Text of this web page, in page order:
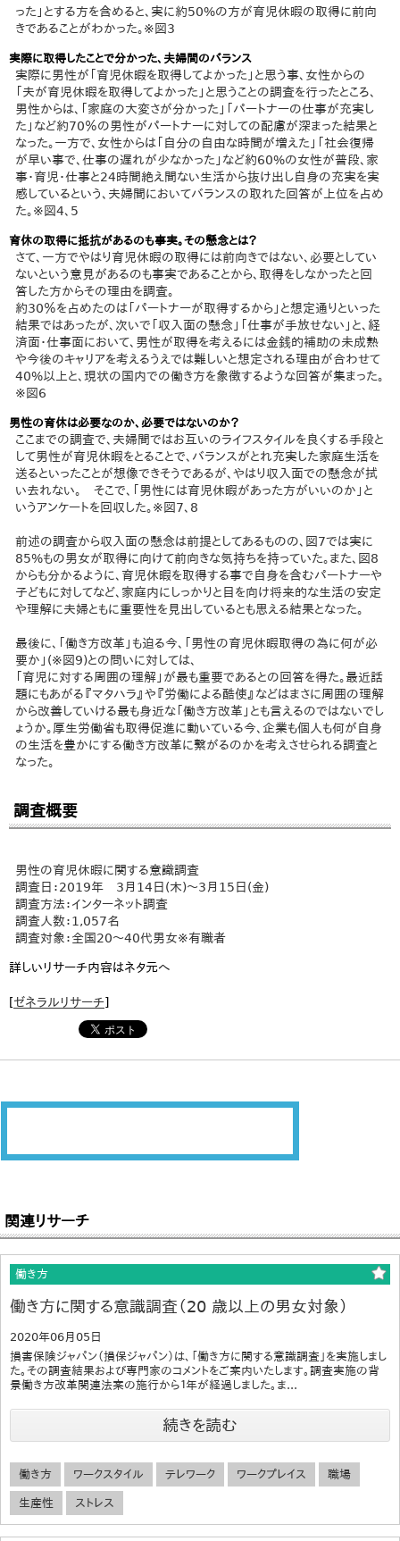
った」とする方を含めると、実に約50%の方が育児休暇の取得に前向
きであることがわかった。※図3
実際に取得したことで分かった、夫婦間のバランス
実際に男性が「育児休暇を取得してよかった」と思う事、女性からの
「夫が育児休暇を取得してよかった」と思うことの調査を行ったところ、
男性からは、「家庭の大変さが分かった」「パートナーの仕事が充実し
た」など約70％の男性がパートナーに対しての配慮が深まった結果と
なった。一方で、女性からは「自分の自由な時間が増えた」「社会復帰
が早い事で、仕事の遅れが少なかった」など約60%の女性が普段、家
事・育児・仕事と24時間絶え間ない生活から抜け出し自身の充実を実
感しているという、夫婦間においてバランスの取れた回答が上位を占め
た。※図4、5
育休の取得に抵抗があるのも事実。その懸念とは？
さて、一方でやはり育児休暇の取得には前向きではない、必要としてい
ないという意見があるのも事実であることから、取得をしなかったと回
答した方からその理由を調査。
約30％を占めたのは「パートナーが取得するから」と想定通りといった
結果ではあったが、次いで「収入面の懸念」「仕事が手放せない」と、経
済面・仕事面において、男性が取得を考えるには金銭的補助の未成熟
や今後のキャリアを考えるうえでは難しいと想定される理由が合わせて
40%以上と、現状の国内での働き方を象徴するような回答が集まった。
※図6
男性の育休は必要なのか、必要ではないのか？
ここまでの調査で、夫婦間ではお互いのライフスタイルを良くする手段と
して男性が育児休暇をとることで、バランスがとれ充実した家庭生活を
送るといったことが想像できそうであるが、やはり収入面での懸念が拭
い去れない。 そこで、「男性には育児休暇があった方がいいのか」と
いうアンケートを回収した。※図7、8
前述の調査から収入面の懸念は前提としてあるものの、図7では実に
85%もの男女が取得に向けて前向きな気持ちを持っていた。また、図8
からも分かるように、育児休暇を取得する事で自身を含むパートナーや
子どもに対してなど、家庭内にしっかりと目を向け将来的な生活の安定
や理解に夫婦ともに重要性を見出しているとも思える結果となった。
最後に、「働き方改革」も迫る今、「男性の育児休暇取得の為に何が必
要か」(※図9)との問いに対しては、
「育児に対する周囲の理解」が最も重要であるとの回答を得た。最近話
題にもあがる『マタハラ』や『労働による酷使』などはまさに周囲の理解
から改善していける最も身近な「働き方改革」とも言えるのではないでし
ょうか。厚生労働省も取得促進に動いている今、企業も個人も何が自身
の生活を豊かにする働き方改革に繋がるのかを考えさせられる調査と
なった。
​調査概要
男性の育児休暇に関する意識調査
調査日：2019年 3月14日(木)～3月15日(金)
調査方法：インターネット調査
調査人数：1,057名
調査対象：全国20～40代男女※有職者
詳しいリサーチ内容はネタ元へ
[ゼネラルリサーチ]
関連リサーチ
働き方
働き方に関する意識調査（20 歳以上の男女対象）
2020年06月05日
損害保険ジャパン（損保ジャパン）は、「働き方に関する意識調査」を実施しまし
た。その調査結果および専門家のコメントをご案内いたします。調査実施の背
景働き方改革関連法案の施行から１年が経過しました。ま...
続きを読む
働き方 ワークスタイル テレワーク ワークプレイス 職場
生産性 ストレス